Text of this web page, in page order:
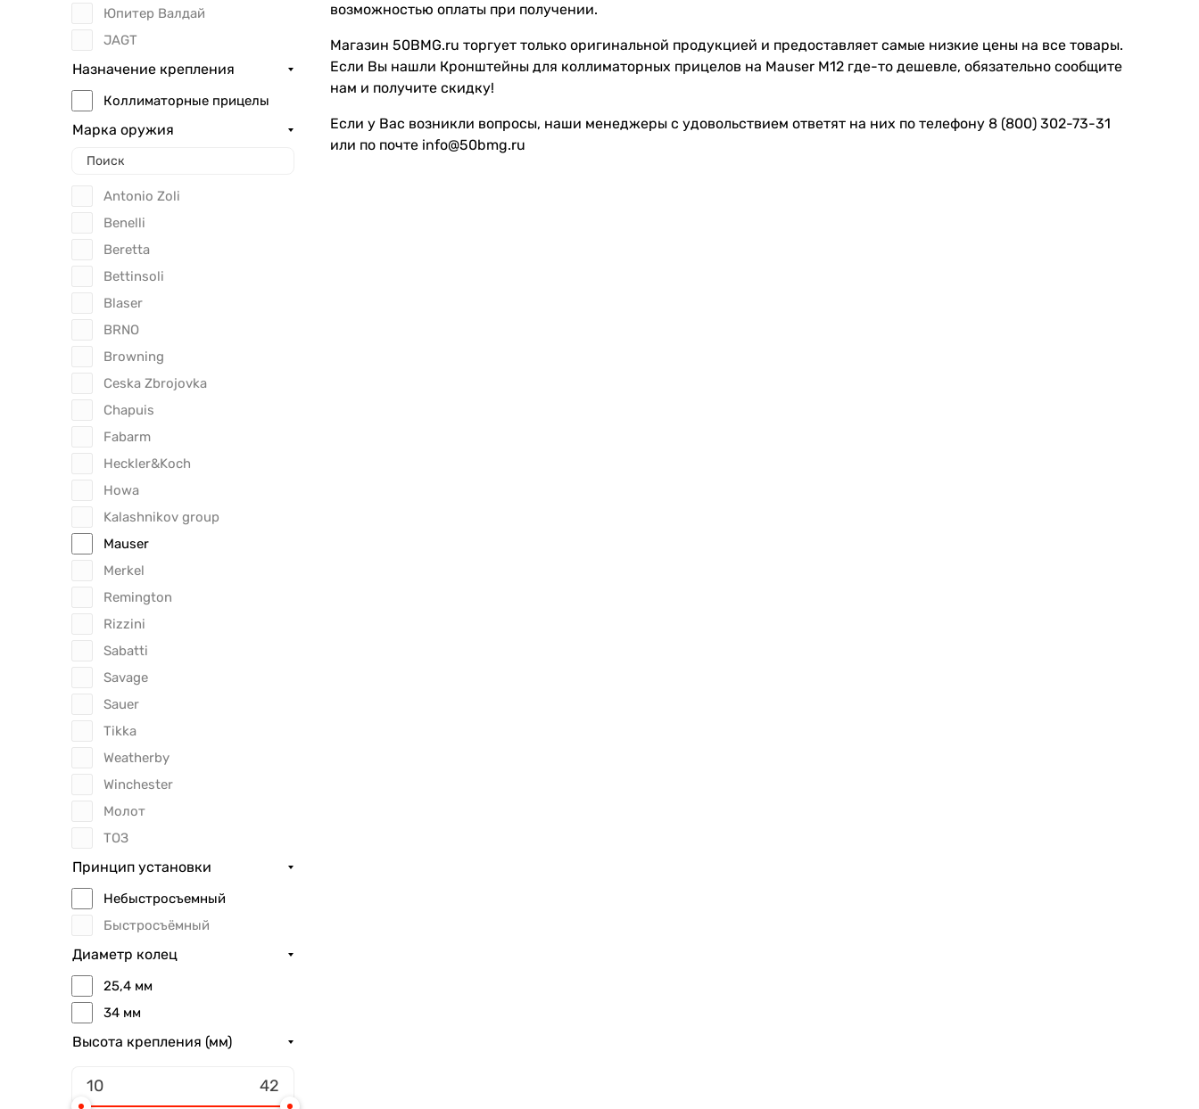
Юпитер Валдай
JAGT
Назначение крепления
Коллиматорные прицелы
Марка оружия
Antonio Zoli
Benelli
Beretta
Bettinsoli
Blaser
BRNO
Browning
Ceska Zbrojovka
Chapuis
Fabarm
Heckler&Koch
Howa
Kalashnikov group
Mauser
Merkel
Remington
Rizzini
Sabatti
Savage
Sauer
Tikka
Weatherby
Winchester
Молот
ТОЗ
Принцип установки
Небыстросъемный
Быстросъёмный
Диаметр колец
25,4 мм
34 мм
Высота крепления (мм)
возможностью оплаты при получении.
Магазин 50BMG.ru торгует только оригинальной продукцией и предоставляет самые низкие цены на все товары.
Если Вы нашли Кронштейны для коллиматорных прицелов на Mauser M12 где-то дешевле, обязательно сообщите
нам и получите скидку!
Если у Вас возникли вопросы, наши менеджеры с удовольствием ответят на них по телефону 8 (800) 302-73-31
или по почте info@50bmg.ru